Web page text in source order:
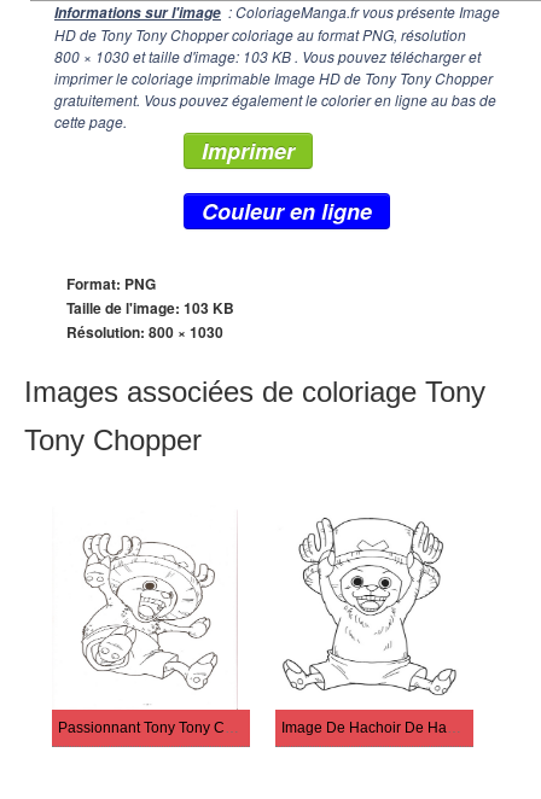
Informations sur l'image : ColoriageManga.fr vous présente Image
HD de Tony Tony Chopper coloriage au format PNG, résolution
800 × 1030et taille d'image: 103 KB . Vous pouvez télécharger et
imprimer le coloriage imprimable Image HD de Tony Tony Chopper
gratuitement. Vous pouvez également le colorier en ligne au bas de
cette page.
Imprimer
Couleur en ligne
Format: PNG
Taille de l'image: 103 KB
Résolution: 800 × 1030
Images associées de coloriage Tony
Tony Chopper
Passionnant Tony Tony Chopper Image De Hachoir De Haute Qualité